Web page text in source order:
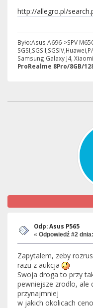
http://allegro.pl/
Było:Asus A696->SPV
Samsung Galaxy J4,
ProRealme 8Pro/8GB/
Odp: Asus P565
« Odpowiedź #2 dnia:
Zapytalem, zeby
razu z aukcja
Swoja droga to przy
pewniejsze zrodlo, ale
przynajmniej
w jakich okolicach